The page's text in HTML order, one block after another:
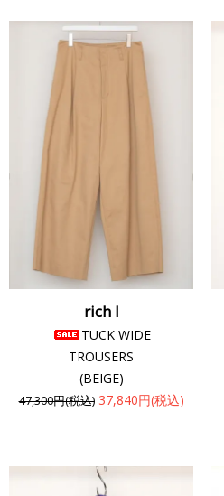
rich I
TUCK WIDE
TROUSERS
(BEIGE)
47,300円(税込) 37,840円(税込)